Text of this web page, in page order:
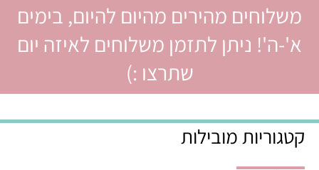
משלוחים מהירים מהיום להיום, בימים
א'-ה'! ניתן לתזמן משלוחים לאיזה יום
שתרצו :)
קטגוריות מובילות